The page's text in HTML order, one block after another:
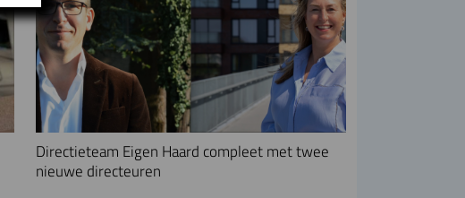
Directieteam Eigen Haard compleet met twee
nieuwe directeuren